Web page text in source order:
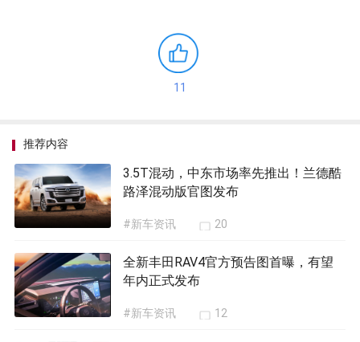
11
推荐内容
3.5T混动，中东市场率先推出！兰德酷
路泽混动版官图发布
#新车资讯 20
全新丰田RAV4官方预告图首曝，有望
年内正式发布
#新车资讯 12